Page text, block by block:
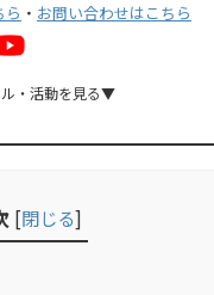
ら ・ お問い合わせはこちら
・ 活動を見る▼
[閉じる]